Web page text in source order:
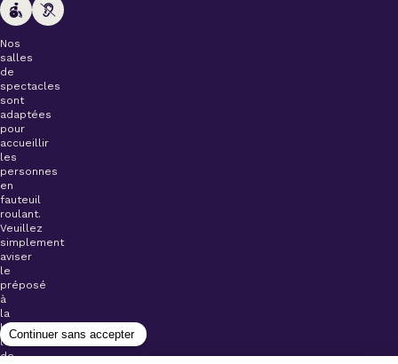
Nos
salles
de
spectacles
sont
adaptées
pour
accueillir
les
personnes
en
fauteuil
roulant.
Veuillez
simplement
aviser
le
préposé
à
la
billetterie
lors
de